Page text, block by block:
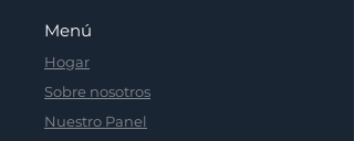
Menú
Hogar
Sobre nosotros
Nuestro Panel